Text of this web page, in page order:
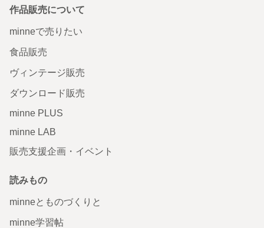
作品販売について
minneで売りたい
食品販売
ヴィンテージ販売
ダウンロード販売
minne PLUS
minne LAB
販売支援企画・イベント
読みもの
minneとものづくりと
minne学習帖